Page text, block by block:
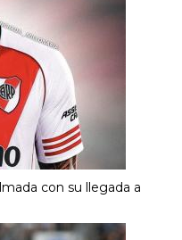
con su llegada a